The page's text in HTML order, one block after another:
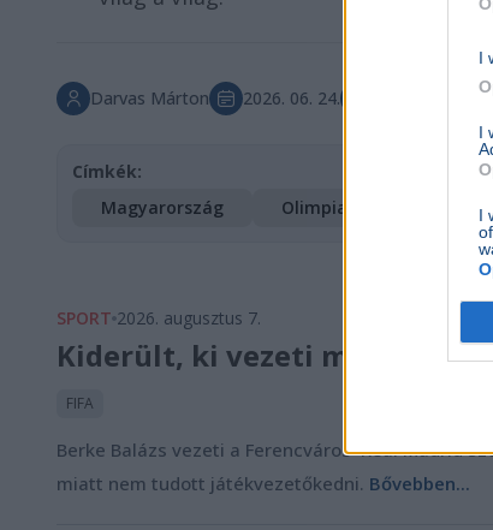
I
I
I
Darvas Márton 2026. 06. 24. Főkép
Címkék:
Magyarország
Olimpia
SPORT 2026. augusztus 7.
Kiderült, ki vezeti majd a
FIFA
Berke Balázs vezeti a Ferencváros–Real Madrid
miatt nem tudott játékvezetőkedni. Bővebben...